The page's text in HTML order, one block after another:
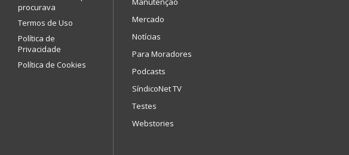
procurava
Termos de Uso
Política de
Privacidade
Política de Cookies
Mercado
Notícias
Para Moradores
Podcasts
SíndicoNet TV
Testes
Webstories